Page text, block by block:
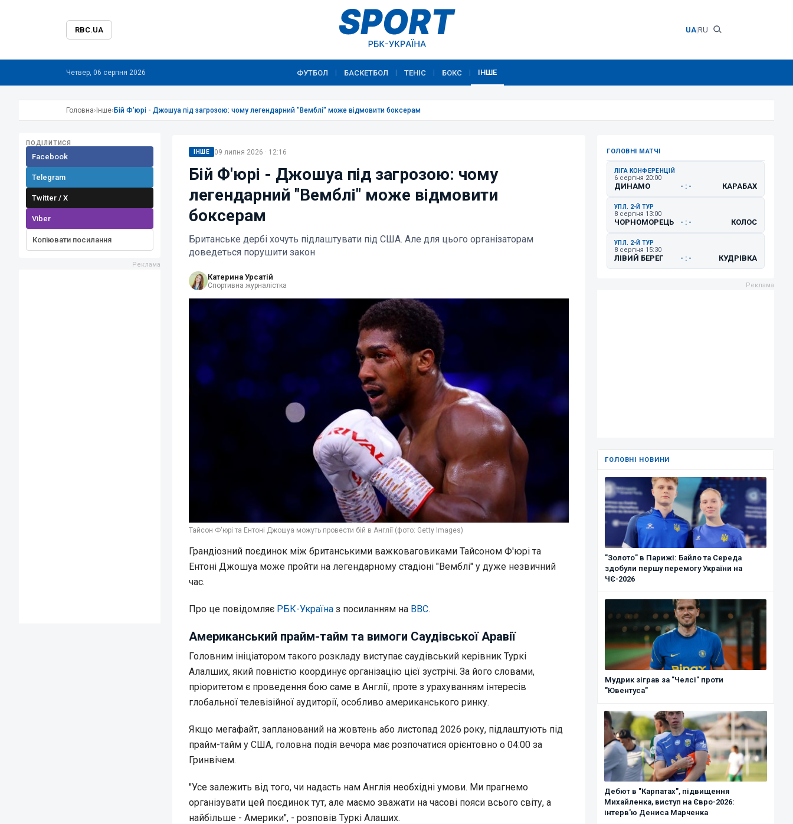
RBC.UA UA|RU
Четвер, 06 серпня 2026 ФУТБОЛ БАСКЕТБОЛ ТЕНІС БОКС ІНШЕ
Головна› Інше› Бій Ф'юрі - Джошуа під загрозою: чому легендарний "Вемблі" може відмовити боксерам
ПОДІЛИТИСЯ
Facebook
Telegram
Twitter / X
Viber
Копіювати посилання
ІНШЕ 09 липня 2026 · 12:16
Бій Ф'юрі - Джошуа під загрозою: чому
легендарний "Вемблі" може відмовити
боксерам
Британське дербі хочуть підлаштувати під США. Але для цього організаторам
доведеться порушити закон
Катерина Урсатій
Спортивна журналістка
Тайсон Ф'юрі та Ентоні Джошуа можуть провести бій в Англії (фото: Getty Images)
Грандіозний поєдинок між британськими важковаговиками Тайсоном Ф'юрі та
Ентоні Джошуа може пройти на легендарному стадіоні "Вемблі" у дуже незвичний
час.
Про це повідомляє РБК-Україна з посиланням на BBC.
Американський прайм-тайм та вимоги Саудівської Аравії
Головним ініціатором такого розкладу виступає саудівський керівник Туркі
Алалших, який повністю координує організацію цієї зустрічі. За його словами,
пріоритетом є проведення бою саме в Англії, проте з урахуванням інтересів
глобальної телевізійної аудиторії, особливо американського ринку.
Якщо мегафайт, запланований на жовтень або листопад 2026 року, підлаштують під
прайм-тайм у США, головна подія вечора має розпочатися орієнтовно о 04:00 за
Гринвічем.
"Усе залежить від того, чи надасть нам Англія необхідні умови. Ми прагнемо
організувати цей поєдинок тут, але маємо зважати на часові пояси всього світу, а
найбільше - Америки", - розповів Туркі Алаших.
ГОЛОВНІ МАТЧІ
ЛІГА КОНФЕРЕНЦІЙ
6 серпня 20:00
ДИНАМО - : - КАРАБАХ
УПЛ. 2-Й ТУР
8 серпня 13:00
ЧОРНОМОРЕЦЬ - : - КОЛОС
УПЛ. 2-Й ТУР
8 серпня 15:30
ЛІВИЙ БЕРЕГ - : - КУДРІВКА
ГОЛОВНІ НОВИНИ
"Золото" в Парижі: Байло та Середа
здобули першу перемогу України на
ЧЄ-2026
Мудрик зіграв за "Челсі" проти
"Ювентуса"
Дебют в "Карпатах", підвищення
Михайленка, виступ на Євро-2026:
інтерв'ю Дениса Марченка